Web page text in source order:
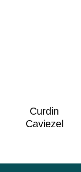
Curdin
Caviezel